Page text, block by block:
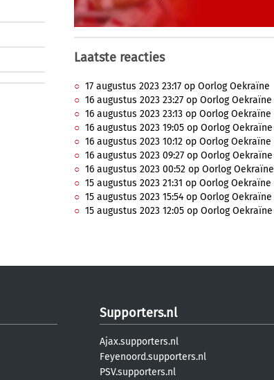
Laatste reacties
17 augustus 2023 23:17 op Oorlog Oekraïne
16 augustus 2023 23:27 op Oorlog Oekraïne
16 augustus 2023 23:13 op Oorlog Oekraïne
16 augustus 2023 19:05 op Oorlog Oekraïne
16 augustus 2023 10:12 op Oorlog Oekraïne
16 augustus 2023 09:27 op Oorlog Oekraïne
16 augustus 2023 00:52 op Oorlog Oekraïne
15 augustus 2023 21:31 op Oorlog Oekraïne
15 augustus 2023 15:54 op Oorlog Oekraïne
15 augustus 2023 12:05 op Oorlog Oekraïne
Supporters.nl
Ajax.supporters.nl
Feyenoord.supporters.nl
PSV.supporters.nl